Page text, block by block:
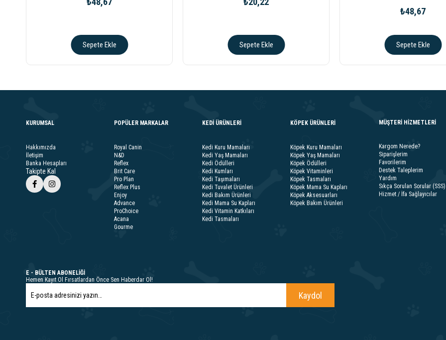
Sepete Ekle Sepete Ekle
₺48,67
Sepete Ekle
KURUMSAL
Hakkımızda
İletişim
Banka Hesapları
Takipte Kal
POPÜLER MARKALAR
Royal Canin
N&D
Reflex
Brit Care
Pro Plan
Reflex Plus
Enjoy
Advance
ProChoice
Acana
Gourme
KEDİ ÜRÜNLERİ
Kedi Kuru Mamaları
Kedi Yaş Mamaları
Kedi Ödülleri
Kedi Kumları
Kedi Taşımaları
Kedi Tuvalet Ürünleri
Kedi Bakım Ürünleri
Kedi Mama Su Kapları
Kedi Vitamin Katkıları
Kedi Tasmaları
KÖPEK ÜRÜNLERİ
Köpek Kuru Mamaları
Köpek Yaş Mamaları
Köpek Ödülleri
Köpek Vitaminleri
Köpek Tasmaları
Köpek Mama Su Kapları
Köpek Aksesuarları
Köpek Bakım Ürünleri
MÜŞTERİ HİZMETLERİ
Kargom Nerede?
Siparişlerim
Favorilerim
Destek Taleplerim
Yardım
Sıkça Sorulan Sorular (SSS)
Hizmet / İfa Sağlayıcılar
E - BÜLTEN ABONELİĞİ
Hemen Kayıt Ol Fırsatlardan Önce Sen Haberdar Ol!
Kaydol